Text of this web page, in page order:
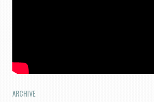
ARCHIVE